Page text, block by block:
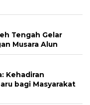
Tengah Gelar
Musara Alun
Kehadiran
bagi Masyarakat